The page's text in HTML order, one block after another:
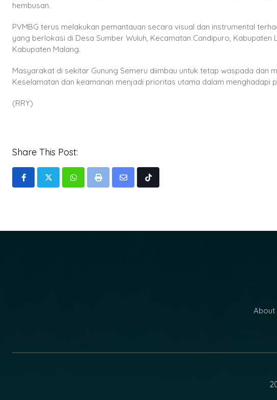
hembusan.
PVMBG terus melakukan pemantauan secara visual dan instrumental
yang berlokasi di Desa Sumber Wuluh, Kecamatan Candipuro,
Kabupaten Malang.
Masyarakat di sekitar Gunung Semeru diimbau untuk tetap waspada
Keselamatan dan keamanan menjadi prioritas utama dalam menghadapi
(RRY)
Share This Post:
WhatsappPrint
Share
Tiktok
About